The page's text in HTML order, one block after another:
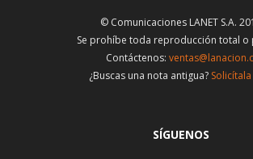
© Comunicaciones LANET S.A.
Se prohíbe toda reproducción total o
Contáctenos:
¿Buscas una nota antigua?
SÍGUENOS